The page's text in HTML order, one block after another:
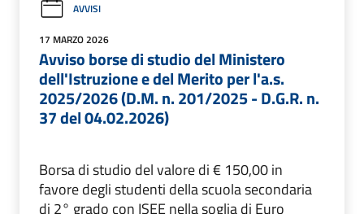
AVVISI
17 MARZO 2026
Avviso borse di studio del Ministero
dell'Istruzione e del Merito per l'a.s.
2025/2026 (D.M. n. 201/2025 - D.G.R. n.
37 del 04.02.2026)
Borsa di studio del valore di € 150,00 in
favore degli studenti della scuola secondaria
di 2° grado con ISEE nella soglia di Euro